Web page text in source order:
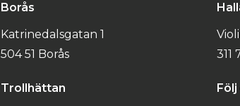
Borås
Katrinedalsgatan 1
504 51 Borås
Trollhättan
311
Följ